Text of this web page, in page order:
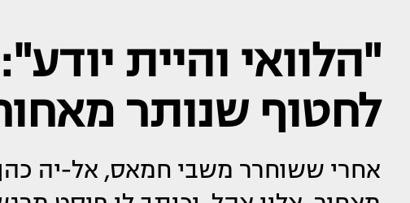
"הלוואי והיית
לחטוף שנותר
אחרי ששוחרר משבי חמאס, אל-יה